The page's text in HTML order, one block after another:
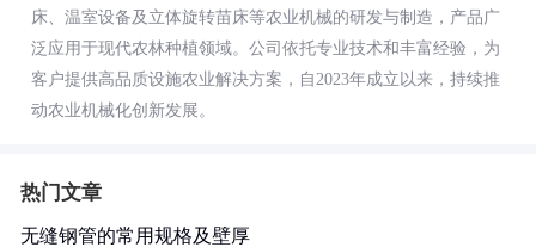
床、温室设备及立体旋转苗床等农业机械的研发与制造，产品广
泛应用于现代农林种植领域。公司依托专业技术和丰富经验，为
客户提供高品质设施农业解决方案，自2023年成立以来，持续推
动农业机械化创新发展。
热门文章
无缝钢管的常用规格及壁厚